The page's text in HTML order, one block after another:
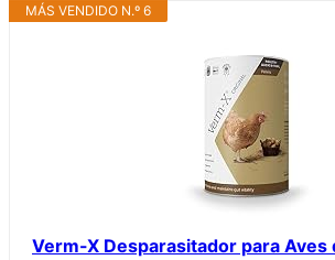
MÁS VENDIDO N.º 6
Verm-X Desparasitador para Aves